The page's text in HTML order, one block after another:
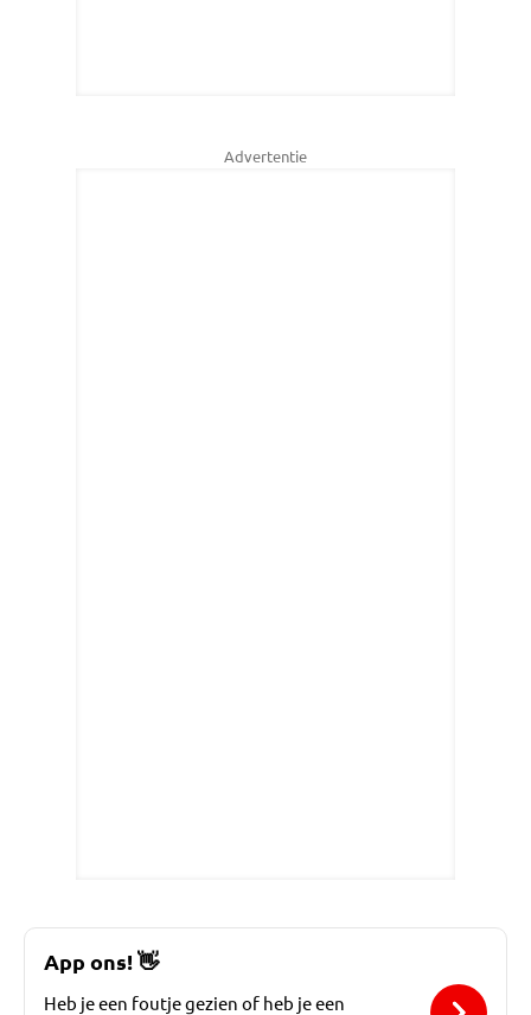
Advertentie
App ons!👋
Heb je een foutje gezien of heb je een